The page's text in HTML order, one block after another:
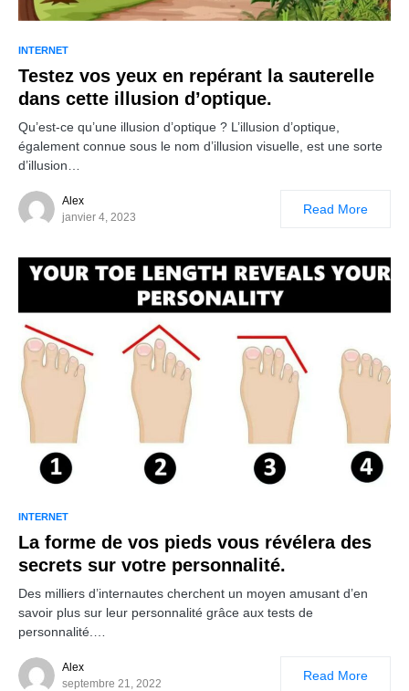
INTERNET
Testez vos yeux en repérant la sauterelle
dans cette illusion d’optique.
Qu’est-ce qu’une illusion d’optique ? L’illusion d’optique,
également connue sous le nom d’illusion visuelle, est une sorte
d’illusion…
Alex
janvier 4, 2023
Read More
INTERNET
La forme de vos pieds vous révélera des
secrets sur votre personnalité.
Des milliers d’internautes cherchent un moyen amusant d’en
savoir plus sur leur personnalité grâce aux tests de
personnalité.…
Alex
septembre 21, 2022
Read More